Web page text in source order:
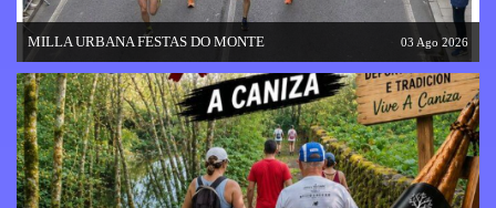
MILLA URBANA FESTAS DO MONTE 03 Ago 2026